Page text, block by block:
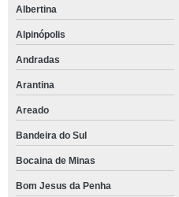
Albertina
Alpinópolis
Andradas
Arantina
Areado
Bandeira do Sul
Bocaina de Minas
Bom Jesus da Penha